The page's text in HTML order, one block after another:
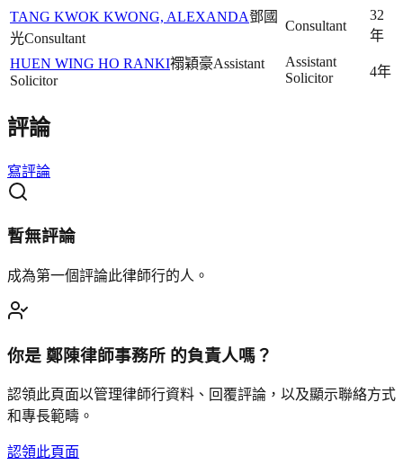
TANG KWOK KWONG, ALEXANDA鄧國
光Consultant
Consultant
32
年
HUEN WING HO RANKI𧝁穎豪Assistant
Solicitor
Assistant
Solicitor
4年
評論
寫評論
暫無評論
成為第一個評論此律師行的人。
你是 鄭陳律師事務所 的負責人嗎？
認領此頁面以管理律師行資料、回覆評論，以及顯示聯絡方式
和專長範疇。
認領此頁面